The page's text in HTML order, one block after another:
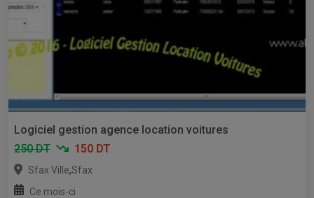
Logiciel gestion agence location voitures
250 DT
150 DT
Sfax Ville,Sfax
Ce mois-ci